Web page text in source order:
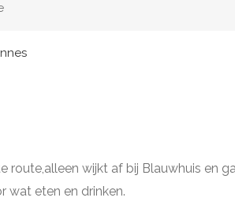
wijkt af bij Blauwhuis en
wat eten en drinken.